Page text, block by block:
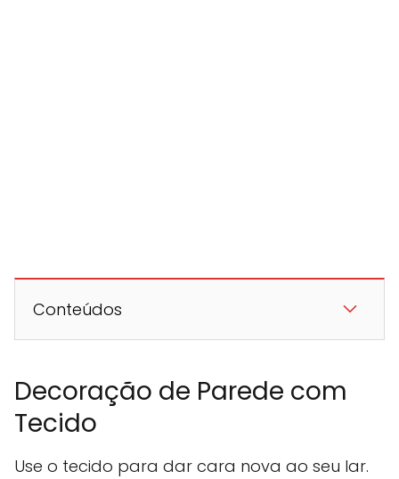
Conteúdos
Decoração de Parede com
Tecido
Use o tecido para dar cara nova ao seu lar.